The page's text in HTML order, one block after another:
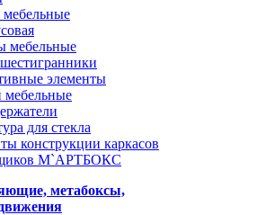
мебельные
элементы
мебельные
для стекла
конструкции каркасов
метабоксы,